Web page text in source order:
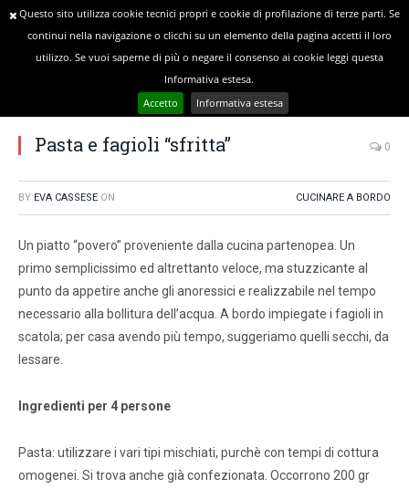
Cucinare a Bordo
Pasta e fagioli “sfritta” 0
BY EVA CASSESE ON CUCINARE A BORDO
Un piatto “povero” proveniente dalla cucina partenopea. Un
primo semplicissimo ed altrettanto veloce, ma stuzzicante al
punto da appetire anche gli anoressici e realizzabile nel tempo
necessario alla bollitura dell’acqua. A bordo impiegate i fagioli in
scatola; per casa avendo più tempo, suggeriamo quelli secchi, da
lessare.
Ingredienti per 4 persone
Pasta: utilizzare i vari tipi mischiati, purchè con tempi di cottura
omogenei. Si trova anche già confezionata. Occorrono 200 gr
Questo sito utilizza cookie tecnici propri e cookie di profilazione di terze parti. Se
continui nella navigazione o clicchi su un elemento della pagina accetti il loro
utilizzo. Se vuoi saperne di più o negare il consenso ai cookie leggi questa
Informativa estesa.
Accetto
Informativa estesa